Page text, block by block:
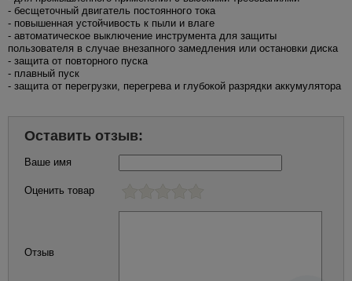
- бесщеточный двигатель постоянного тока
- повышенная устойчивость к пыли и влаге
- автоматическое выключение инструмента для защиты
пользователя в случае внезапного замедления или остановки диска
- защита от повторного пуска
- плавный пуск
- защита от перегрузки, перегрева и глубокой разрядки аккумулятора
Оставить отзыв:
Ваше имя
Оценить товар
Отзыв